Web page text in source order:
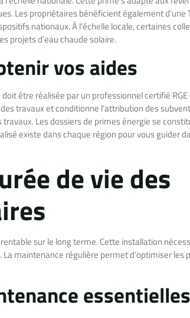
Les propriétaires bénéficient également d’une
nationaux. À l’échelle locale, certaines
projets d’eau chaude solaire.
vos aides
être réalisée par un professionnel certifié RGE
travaux et conditionne l’attribution des
Les dossiers de primes énergie se
existe dans chaque région pour vous guider
de vie des
sur le long terme. Cette installation
maintenance régulière permet d’optimiser les
essentielles